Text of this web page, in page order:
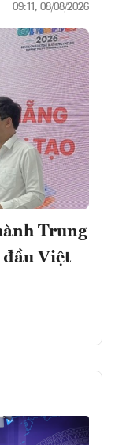
09:11, 08/08/2026
Trung
đầu Việt